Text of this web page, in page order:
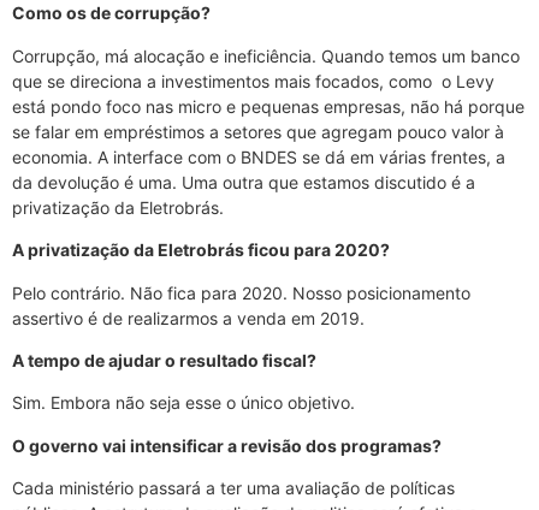
Como os de corrupção?
Corrupção, má alocação e ineficiência. Quando temos um banco
que se direciona a investimentos mais focados, como o Levy
está pondo foco nas micro e pequenas empresas, não há porque
se falar em empréstimos a setores que agregam pouco valor à
economia. A interface com o BNDES se dá em várias frentes, a
da devolução é uma. Uma outra que estamos discutido é a
privatização da Eletrobrás.
A privatização da Eletrobrás ficou para 2020?
Pelo contrário. Não fica para 2020. Nosso posicionamento
assertivo é de realizarmos a venda em 2019.
A tempo de ajudar o resultado fiscal?
Sim. Embora não seja esse o único objetivo.
O governo vai intensificar a revisão dos programas?
Cada ministério passará a ter uma avaliação de políticas